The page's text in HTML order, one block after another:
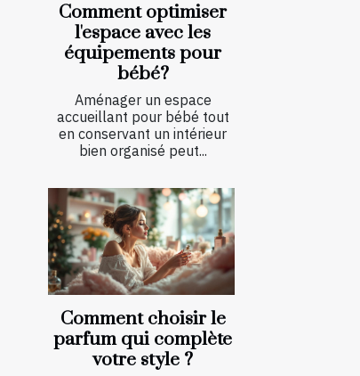
Comment optimiser
l'espace avec les
équipements pour
bébé?
Aménager un espace
accueillant pour bébé tout
en conservant un intérieur
bien organisé peut...
Comment choisir le
parfum qui complète
votre style ?